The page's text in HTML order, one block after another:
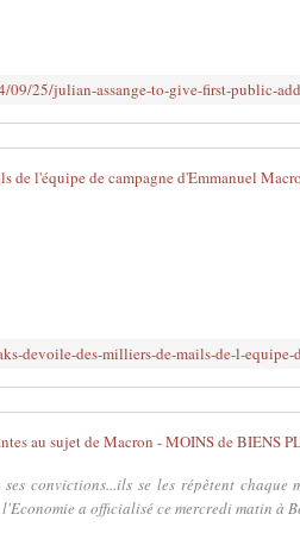
convictions...ils se les répètent chaque
a officialisé ce mercredi matin à